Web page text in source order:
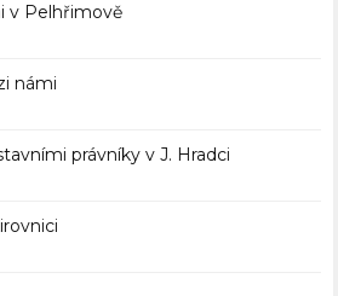
v Pelhřimově
námi
právníky v J. Hradci